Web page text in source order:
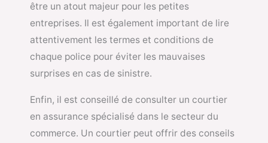
être un atout majeur pour les petites
entreprises. Il est également important de lire
attentivement les termes et conditions de
chaque police pour éviter les mauvaises
surprises en cas de sinistre.
Enfin, il est conseillé de consulter un courtier
en assurance spécialisé dans le secteur du
commerce. Un courtier peut offrir des conseils